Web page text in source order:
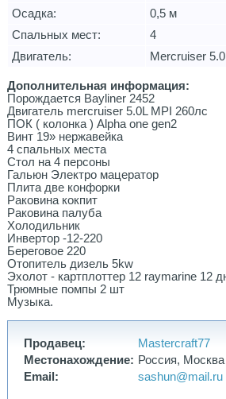
Осадка:
0,5 м
Спальных мест:
4
Двигатель:
Mercruiser
Дополнительная информация:
Порождается Bayliner 2452
Двигатель mercruiser 5.0L MPI 260лс
ПОК ( колонка ) Alpha one gen2
Винт 19» нержавейка
4 спальных места
Стол на 4 персоны
Гальюн Электро мацератор
Плита две конфорки
Раковина кокпит
Раковина палуба
Холодильник
Инвертор -12-220
Береговое 220
Отопитель дизель 5kw
Эхолот - картплоттер 12 raymarine 12
Трюмные помпы 2 шт
Музыка.
Продавец:
Mastercraft77
Местонахождение: Россия, Москва
Email:
sashun@mail.ru